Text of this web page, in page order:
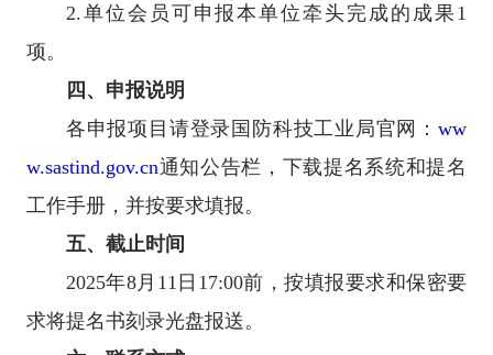
2.单位会员可申报本单位牵头完成的成果1
项。
四、申报说明
各申报项目请登录国防科技工业局官网：ww
w.sastind.gov.cn通知公告栏，下载提名系统和提名
工作手册，并按要求填报。
五、截止时间
2025年8月11日17:00前，按填报要求和保密要
求将提名书刻录光盘报送。